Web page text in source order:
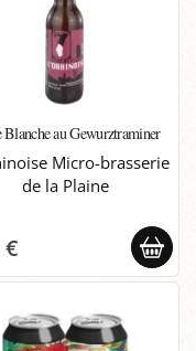
au Gewurztraminer
Micro-brasserie
de la Plaine
€